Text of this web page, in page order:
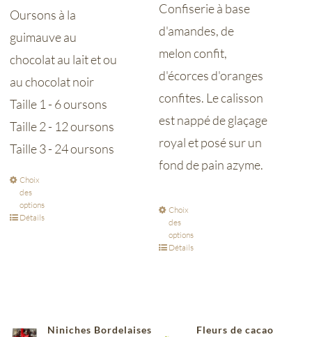
Oursons à la
guimauve au
chocolat au lait et ou
au chocolat noir
Taille 1 - 6 oursons
Taille 2 - 12 oursons
Taille 3 - 24 oursons
Choix
des
options
Détails
Confiserie à base
d'amandes, de
melon confit,
d'écorces d'oranges
confites. Le calisson
est nappé de glaçage
royal et posé sur un
fond de pain azyme.
Choix
des
options
Détails
Niniches Bordelaises Fleurs de cacao